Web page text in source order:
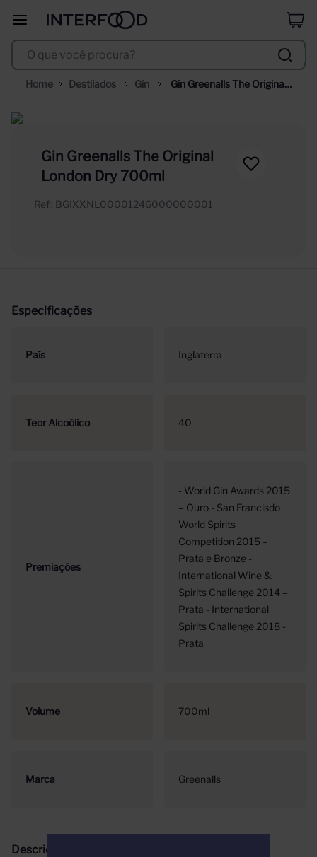
O que você procura?
Destilados Gin
Gin Greenalls The Original
Gin Greenalls The Original
London Dry 700ml
Ref. : BGIXXNL00001246000000001
Especificações
País Inglaterra
Teor Alcoólico 40
Premiações
- World Gin Awards 2015
– Ouro - San Francisdo
World Spirits
Competition 2015 –
Prata e Bronze -
International Wine &
Spirits Challenge 2014 –
Prata - International
Spirits Challenge 2018 -
Prata
Volume 700ml
Marca Greenalls
Descrição
º duff
corpus astral
10ºselección